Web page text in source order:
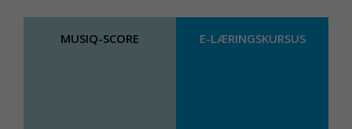
MUSIQ-SCORE E-LÆRINGSKURSUS